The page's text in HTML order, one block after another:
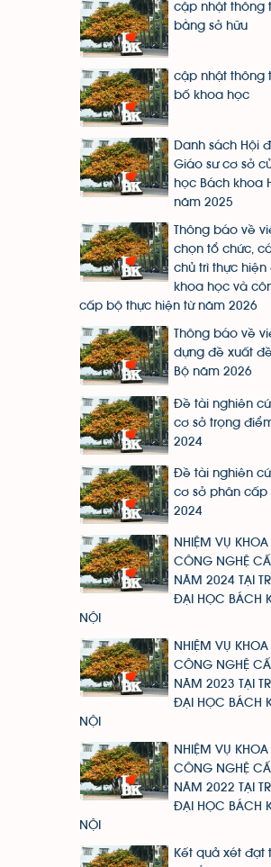
cập nhật thông
bằng sở hữu
cập nhật thông
bố khoa học
Danh sách Hội
Giáo sư cơ sở
học Bách khoa
năm 2025
Thông báo về
chọn tổ chức,
chủ trì thực hiện
khoa học và
cấp bộ thực hiện từ năm 2026
Thông báo về
dựng đề xuất
Bộ năm 2026
Đề tài nghiên
cơ sở trọng
2024
Đề tài nghiên
cơ sở phân cấp
2024
NHIỆM VỤ
CÔNG NGHỆ
NĂM 2024 TẠI
ĐẠI HỌC BÁCH
NỘI
NHIỆM VỤ
CÔNG NGHỆ
NĂM 2023 TẠI
ĐẠI HỌC BÁCH
NỘI
NHIỆM VỤ
CÔNG NGHỆ
NĂM 2022 TẠI
ĐẠI HỌC BÁCH
NỘI
Kết quả xét đạt